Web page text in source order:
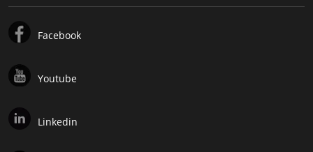
Facebook
Youtube
Linkedin